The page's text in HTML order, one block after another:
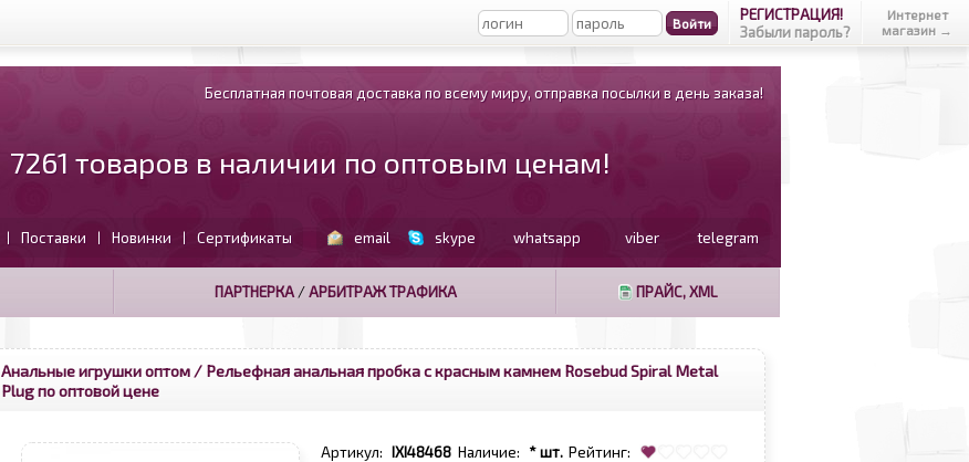
РЕГИСТРАЦИЯ!
Забыли пароль?
Интернет
магазин →
Бесплатная почтовая доставка по всему миру, отправка посылки в день заказа!
7261 товаров в наличии по оптовым ценам!
| Поставки | Новинки | Сертификаты email skype whatsapp viber telegram
ПАРТНЕРКА/АРБИТРАЖ ТРАФИКА ПРАЙС, XML
Анальные игрушки оптом / Рельефная анальная пробка с красным камнем Rosebud Spiral Metal
Plug по оптовой цене
Артикул: IXI48468 Наличие: * шт. Рейтинг: